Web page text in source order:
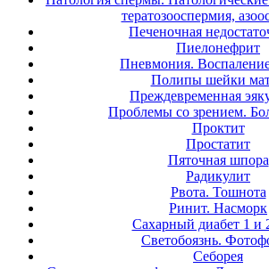
тератозооспермия,
Печеночная
Пиелонефрит
Пневмония.
Полипы шейки
Преждевременная
Проблемы со зрением.
Проктит
Простатит
Пяточная шпора
Радикулит
Рвота. Тошнота
Ринит. Насморк
Сахарный диабет 1 и
Светобоязнь.
Себорея